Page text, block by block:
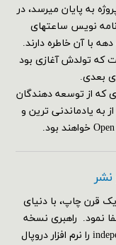
پروژه به پایان میرسد، در
نویس ساعتهای
با آن خاطره دارند.
که تولدش آغازی بود
که از توسعه دهندگان
به یادماندنی ترین و
قرن چاپ، با دنیای
نمود. راهبری نسخه
آنلاین این روزنامه در این آدرس independent.co.uk را نرم افزار دروپال